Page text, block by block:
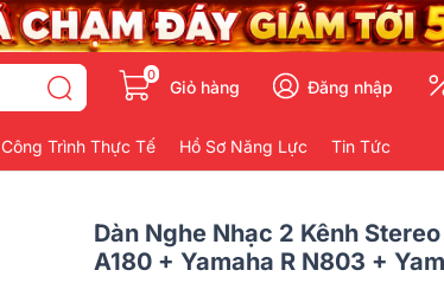
0
Giỏ hàng Đăng nhập
Công Trình Thực Tế Hồ Sơ Năng Lực Tin Tức
Dàn Nghe Nhạc 2 Kênh
A180 + Yamaha R N803 +